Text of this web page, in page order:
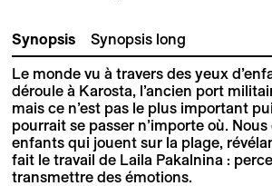
Synopsis Synopsis long
Le monde vu à travers des yeux
déroule à Karosta, l’ancien port
mais ce n’est pas le plus important
pourrait se passer n’importe où.
enfants qui jouent sur la plage,
fait le travail de Laila Pakalnina :
transmettre des émotions.